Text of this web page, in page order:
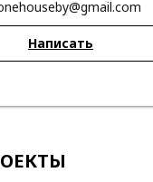
Написать